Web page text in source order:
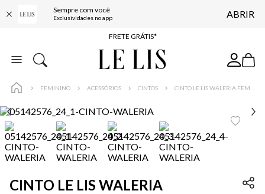
Sempre com você
Exclusividades no app ABRIR
ENTREGA EXPRESSA*
FRETE GRÁTIS*
BAIXE O APP
FEMININO ACESSÓRIOS CINTOS
CINTO LE LIS WALERIA